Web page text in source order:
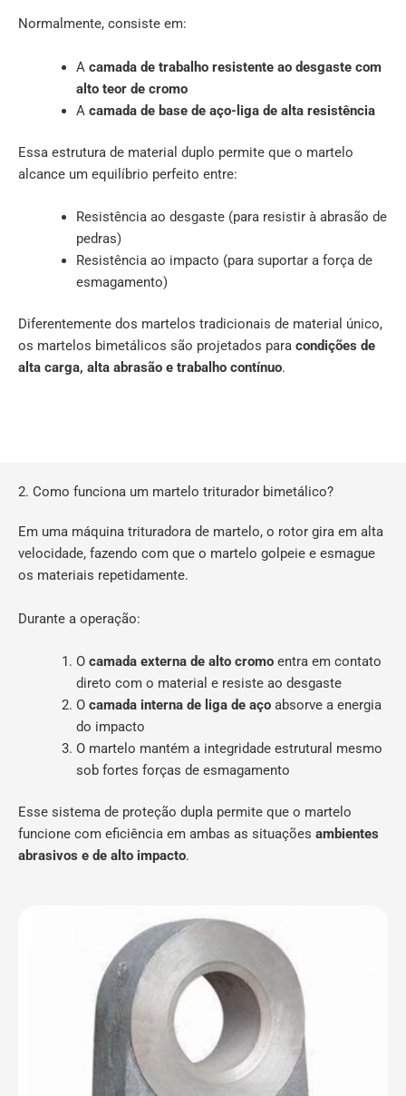
Normalmente, consiste em:
A camada de trabalho resistente ao desgaste com
alto teor de cromo
A camada de base de aço-liga de alta resistência
Essa estrutura de material duplo permite que o martelo
alcance um equilíbrio perfeito entre:
Resistência ao desgaste (para resistir à abrasão de
pedras)
Resistência ao impacto (para suportar a força de
esmagamento)
Diferentemente dos martelos tradicionais de material único,
os martelos bimetálicos são projetados para condições de
alta carga, alta abrasão e trabalho contínuo.
2. Como funciona um martelo triturador bimetálico?
Em uma máquina trituradora de martelo, o rotor gira em alta
velocidade, fazendo com que o martelo golpeie e esmague
os materiais repetidamente.
Durante a operação:
O camada externa de alto cromoentra em contato
direto com o material e resiste ao desgaste
O camada interna de liga de açoabsorve a energia
do impacto
O martelo mantém a integridade estrutural mesmo
sob fortes forças de esmagamento
Esse sistema de proteção dupla permite que o martelo
funcione com eficiência em ambas as situações ambientes
abrasivos e de alto impacto.